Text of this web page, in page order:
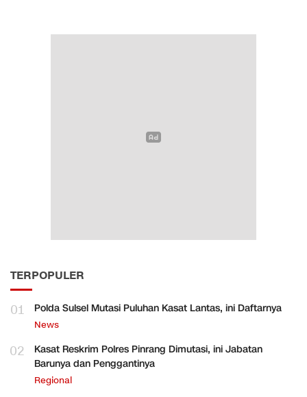
TERPOPULER
01 Polda Sulsel Mutasi Puluhan Kasat Lantas, ini Daftarnya
News
02
Kasat Reskrim Polres Pinrang Dimutasi, ini Jabatan
Barunya dan Penggantinya
Regional